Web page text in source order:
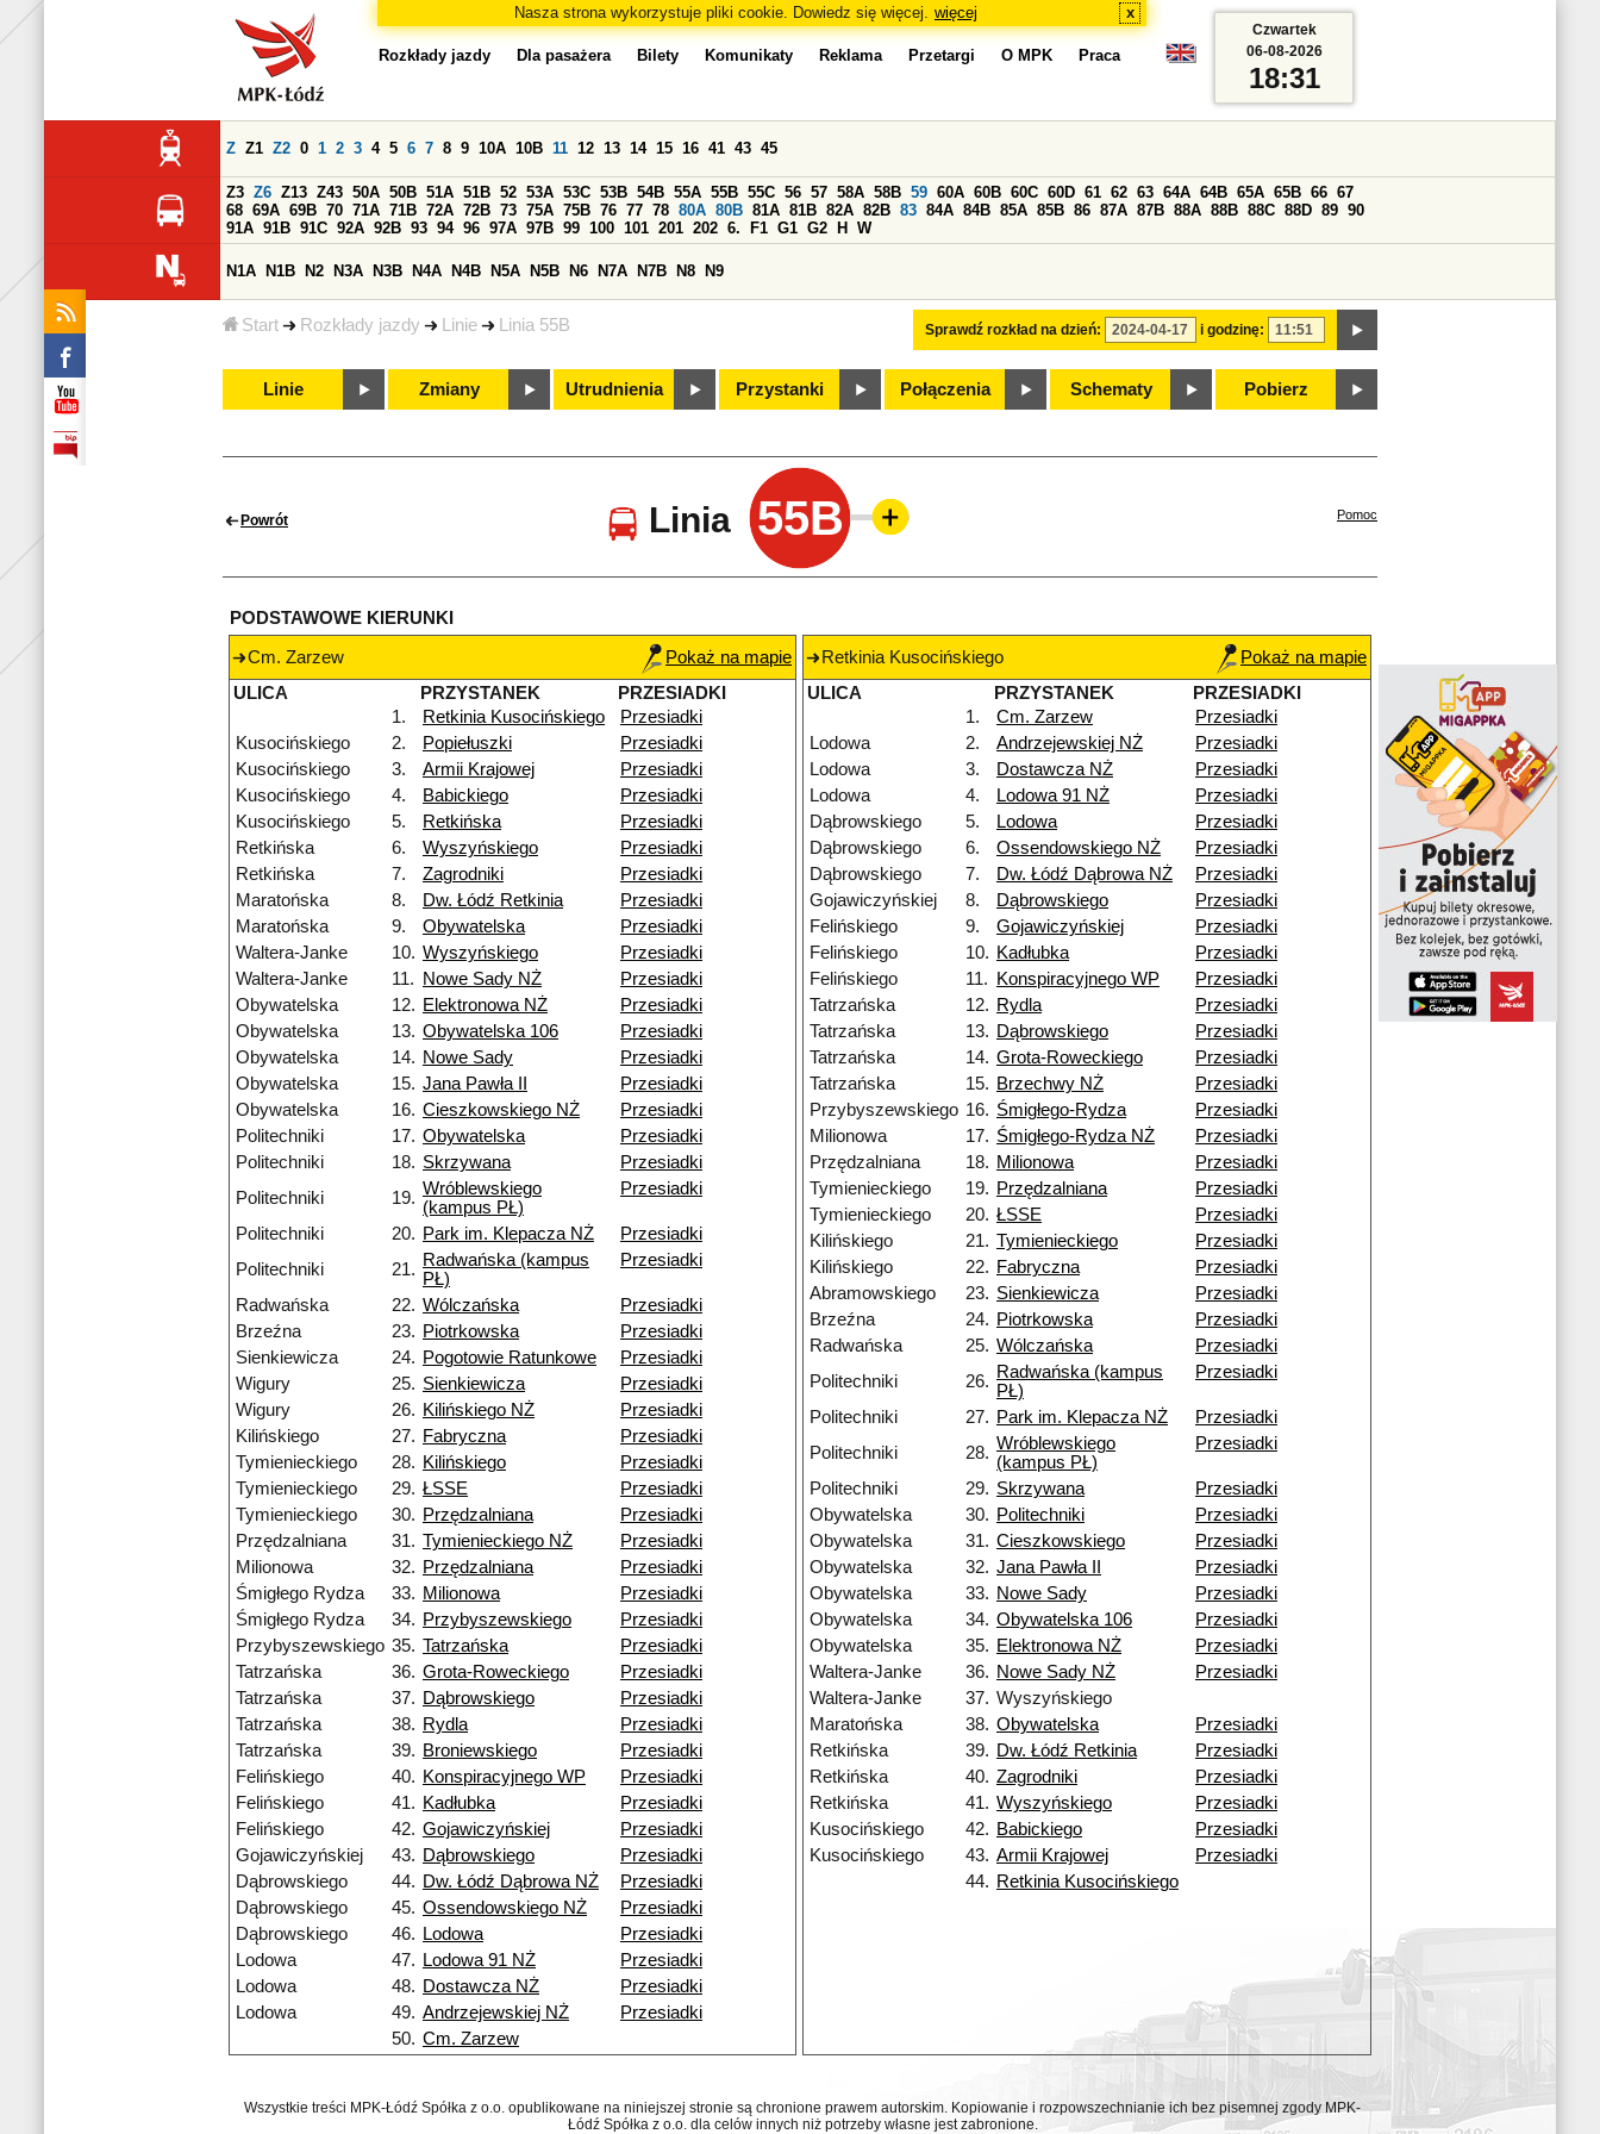
Nasza strona wykorzystuje pliki cookie. Dowiedz się więcej. więcej x
Start Rozkłady jazdy Linie Linia 55B
Rozkłady jazdy Dla pasażera Bilety Komunikaty Reklama Przetargi O MPK Praca
Sprawdź rozkład na dzień: i godzinę:
Z Z1 Z2 0 1 2 3 4 5 6 7 8 9 10A 10B 11 12 13 14 15 16 41 43 45
Z3 Z6 Z13 Z43 50A 50B 51A 51B 52 53A 53C 53B 54B 55A 55B 55C 56 57 58A 58B 59 60A 60B 60C 60D 61 62 63 64A 64B 65A 65B 66 67
68 69A 69B 70 71A 71B 72A 72B 73 75A 75B 76 77 78 80A 80B 81A 81B 82A 82B 83 84A 84B 85A 85B 86 87A 87B 88A 88B 88C 88D 89 90
91A 91B 91C 92A 92B 93 94 96 97A 97B 99 100 101 201 202 6. F1 G1 G2 H W
N1A N1B N2 N3A N3B N4A N4B N5A N5B N6 N7A N7B N8 N9
Linie Zmiany Utrudnienia Przystanki Połączenia Schematy Pobierz
Czwartek
06-08-2026
18:31
Powrót Linia 55B Pomoc
PODSTAWOWE KIERUNKI
Cm. Zarzew
Pokaż na mapie
ULICA
PRZYSTANEK
PRZESIADKI
1.
Retkinia Kusocińskiego
Przesiadki
Kusocińskiego
2. Popiełuszki
Przesiadki
Kusocińskiego
3. Armii Krajowej
Przesiadki
Kusocińskiego
4. Babickiego
Przesiadki
Kusocińskiego
5. Retkińska
Przesiadki
Retkińska
6. Wyszyńskiego
Przesiadki
Retkińska
7. Zagrodniki
Przesiadki
Maratońska
8. Dw. Łódź Retkinia
Przesiadki
Maratońska
9. Obywatelska
Przesiadki
Waltera-Janke
10. Wyszyńskiego
Przesiadki
Waltera-Janke
11. Nowe Sady NŻ
Przesiadki
Obywatelska
12. Elektronowa NŻ
Przesiadki
Obywatelska
13. Obywatelska 106
Przesiadki
Obywatelska
14. Nowe Sady
Przesiadki
Obywatelska
15. Jana Pawła II
Przesiadki
Obywatelska
16. Cieszkowskiego NŻ
Przesiadki
Politechniki
17. Obywatelska
Przesiadki
Politechniki
18. Skrzywana
Przesiadki
Politechniki
19. Wróblewskiego
(kampus PŁ)
Przesiadki
Politechniki 20. Park im. Klepacza NŻ
Przesiadki
Politechniki
21. Radwańska (kampus
PŁ)
Przesiadki
Radwańska 22. Wólczańska
Przesiadki
Brzeźna
23. Piotrkowska
Przesiadki
Sienkiewicza
24. Pogotowie Ratunkowe
Przesiadki
Wigury
25. Sienkiewicza
Przesiadki
Wigury
26. Kilińskiego NŻ
Przesiadki
Kilińskiego
27. Fabryczna
Przesiadki
Tymienieckiego
28. Kilińskiego
Przesiadki
Tymienieckiego
29. ŁSSE
Przesiadki
Tymienieckiego
30. Przędzalniana
Przesiadki
Przędzalniana
31. Tymienieckiego NŻ
Przesiadki
Milionowa
32. Przędzalniana
Przesiadki
Śmigłego Rydza
33. Milionowa
Przesiadki
Śmigłego Rydza
34. Przybyszewskiego
Przesiadki
Przybyszewskiego 35. Tatrzańska
Przesiadki
Tatrzańska
36. Grota-Roweckiego
Przesiadki
Tatrzańska
37. Dąbrowskiego
Przesiadki
Tatrzańska
38. Rydla
Przesiadki
Tatrzańska
39. Broniewskiego
Przesiadki
Felińskiego
40. Konspiracyjnego WP
Przesiadki
Felińskiego
41. Kadłubka
Przesiadki
Felińskiego
42. Gojawiczyńskiej
Przesiadki
Gojawiczyńskiej
43. Dąbrowskiego
Przesiadki
Dąbrowskiego
44. Dw. Łódź Dąbrowa NŻ
Przesiadki
Dąbrowskiego
45. Ossendowskiego NŻ
Przesiadki
Dąbrowskiego
46. Lodowa
Przesiadki
Lodowa
47. Lodowa 91 NŻ
Przesiadki
Lodowa
48. Dostawcza NŻ
Przesiadki
Lodowa
49. Andrzejewskiej NŻ
Przesiadki
50. Cm. Zarzew
Retkinia Kusocińskiego
Pokaż na mapie
ULICA
PRZYSTANEK
PRZESIADKI
1.
Cm. Zarzew
Przesiadki
Lodowa
2. Andrzejewskiej NŻ
Przesiadki
Lodowa
3. Dostawcza NŻ
Przesiadki
Lodowa
4. Lodowa 91 NŻ
Przesiadki
Dąbrowskiego
5. Lodowa
Przesiadki
Dąbrowskiego
6. Ossendowskiego NŻ
Przesiadki
Dąbrowskiego
7. Dw. Łódź Dąbrowa NŻ
Przesiadki
Gojawiczyńskiej
8. Dąbrowskiego
Przesiadki
Felińskiego
9. Gojawiczyńskiej
Przesiadki
Felińskiego
10. Kadłubka
Przesiadki
Felińskiego
11. Konspiracyjnego WP
Przesiadki
Tatrzańska
12. Rydla
Przesiadki
Tatrzańska
13. Dąbrowskiego
Przesiadki
Tatrzańska
14. Grota-Roweckiego
Przesiadki
Tatrzańska
15. Brzechwy NŻ
Przesiadki
Przybyszewskiego 16. Śmigłego-Rydza
Przesiadki
Milionowa
17. Śmigłego-Rydza NŻ
Przesiadki
Przędzalniana
18. Milionowa
Przesiadki
Tymienieckiego
19. Przędzalniana
Przesiadki
Tymienieckiego
20. ŁSSE
Przesiadki
Kilińskiego
21. Tymienieckiego
Przesiadki
Kilińskiego
22. Fabryczna
Przesiadki
Abramowskiego
23. Sienkiewicza
Przesiadki
Brzeźna
24. Piotrkowska
Przesiadki
Radwańska
25. Wólczańska
Przesiadki
Politechniki
26. Radwańska (kampus
PŁ)
Przesiadki
Politechniki 27. Park im. Klepacza NŻ
Przesiadki
Politechniki
28. Wróblewskiego
(kampus PŁ)
Przesiadki
Politechniki 29. Skrzywana
Przesiadki
Obywatelska
30. Politechniki
Przesiadki
Obywatelska
31. Cieszkowskiego
Przesiadki
Obywatelska
32. Jana Pawła II
Przesiadki
Obywatelska
33. Nowe Sady
Przesiadki
Obywatelska
34. Obywatelska 106
Przesiadki
Obywatelska
35. Elektronowa NŻ
Przesiadki
Waltera-Janke
36. Nowe Sady NŻ
Przesiadki
Waltera-Janke
37. Wyszyńskiego
Maratońska
38. Obywatelska
Przesiadki
Retkińska
39. Dw. Łódź Retkinia
Przesiadki
Retkińska
40. Zagrodniki
Przesiadki
Retkińska
41. Wyszyńskiego
Przesiadki
Kusocińskiego
42. Babickiego
Przesiadki
Kusocińskiego
43. Armii Krajowej
Przesiadki
44. Retkinia Kusocińskiego
Wszystkie treści MPK-Łódź Spółka z o.o. opublikowane na niniejszej stronie są chronione prawem autorskim. Kopiowanie i rozpowszechnianie ich bez pisemnej zgody MPK-
Łódź Spółka z o.o. dla celów innych niż potrzeby własne jest zabronione.